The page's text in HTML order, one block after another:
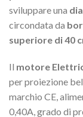
sviluppare una
circondata da
superiore di 40
Il motore
per proiezione
marchio CE,
0,40A, grado di